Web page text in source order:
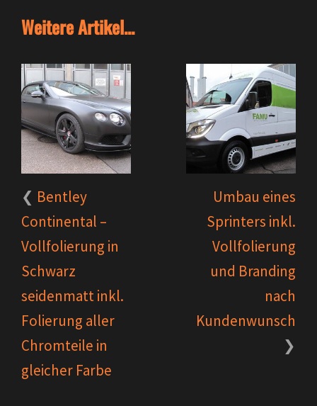
Weitere Artikel...
Bentley
Continental –
Vollfolierung in
Schwarz
seidenmatt inkl.
Folierung aller
Chromteile in
gleicher Farbe
Umbau eines
Sprinters inkl.
Vollfolierung
und Branding
nach
Kundenwunsch